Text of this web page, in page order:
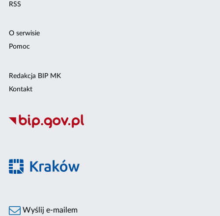
RSS
O serwisie
Pomoc
Redakcja BIP MK
Kontakt
Wyślij e-mailem